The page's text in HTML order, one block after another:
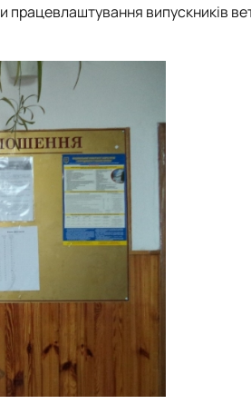
працевлаштування випускників